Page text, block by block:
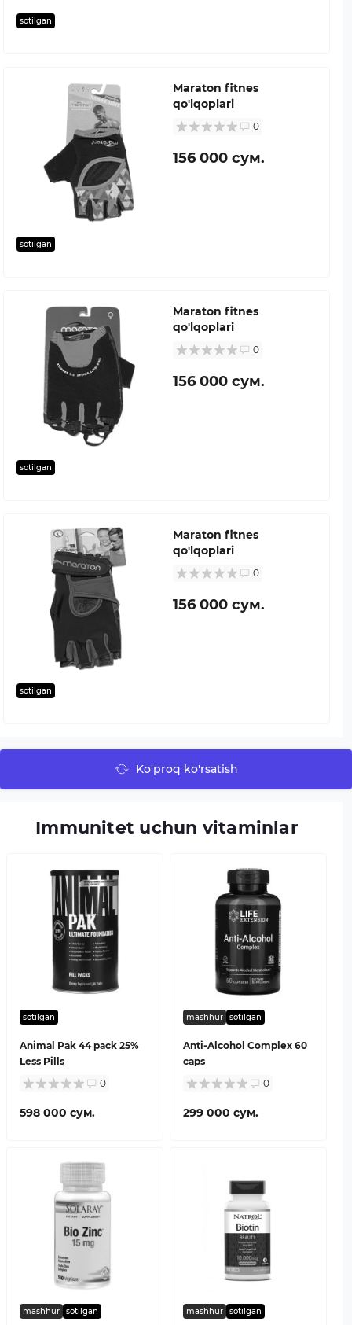
sotilgan
sotilgan
Maraton fitnes
qo'lqoplari
0
156 000 сум.
sotilgan
Maraton fitnes
qo'lqoplari
0
156 000 сум.
sotilgan
Maraton fitnes
qo'lqoplari
0
156 000 сум.
Ko'proq ko'rsatish
Immunitet uchun vitaminlar
sotilgan
Animal Pak 44 pack 25%
Less Pills
0
598 000 сум.
mashhur sotilgan
Anti-Alcohol Complex 60
caps
0
299 000 сум.
mashhur sotilgan mashhur sotilgan